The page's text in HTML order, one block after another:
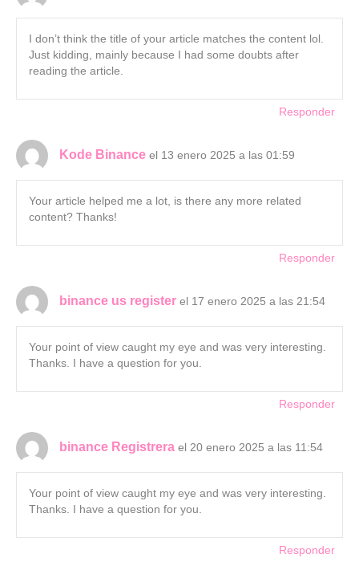
I don’t think the title of your article matches the content lol.
Just kidding, mainly because I had some doubts after
reading the article.
Responder
Kode Binance el 13 enero 2025 a las 01:59
Your article helped me a lot, is there any more related
content? Thanks!
Responder
binance us register el 17 enero 2025 a las 21:54
Your point of view caught my eye and was very interesting.
Thanks. I have a question for you.
Responder
binance Registrera el 20 enero 2025 a las 11:54
Your point of view caught my eye and was very interesting.
Thanks. I have a question for you.
Responder